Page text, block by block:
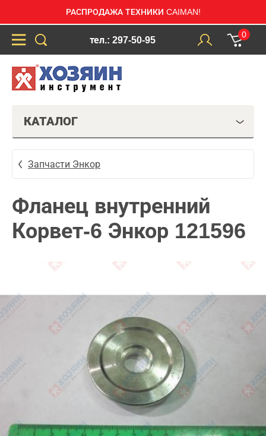
РАСПРОДАЖА ТЕХНИКИ CAIMAN!
тел.: 297-50-95
0
КАТАЛОГ
Запчасти Энкор
Фланец внутренний
Корвет-6 Энкор 121596